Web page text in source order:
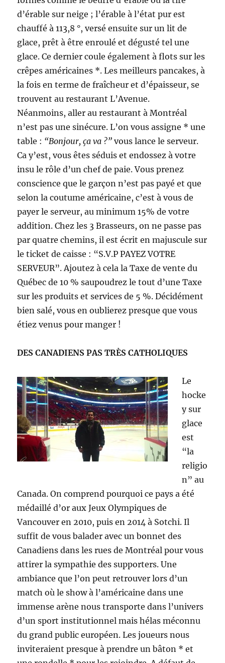
d’érable sur neige ; l’érable à l’état pur est
chauffé à 113,8 °, versé ensuite sur un lit de
glace, prêt à être enroulé et dégusté tel une
glace. Ce dernier coule également à flots sur les
crêpes américaines *. Les meilleurs pancakes, à
la fois en terme de fraîcheur et d’épaisseur, se
trouvent au restaurant L’Avenue.
Néanmoins, aller au restaurant à Montréal
n’est pas une sinécure. L’on vous assigne * une
table : “Bonjour, ça va ?” vous lance le serveur.
Ca y’est, vous êtes séduis et endossez à votre
insu le rôle d’un chef de paie. Vous prenez
conscience que le garçon n’est pas payé et que
selon la coutume américaine, c’est à vous de
payer le serveur, au minimum 15% de votre
addition. Chez les 3 Brasseurs, on ne passe pas
par quatre chemins, il est écrit en majuscule sur
le ticket de caisse : “S.V.P PAYEZ VOTRE
SERVEUR”. Ajoutez à cela la Taxe de vente du
Québec de 10 % saupoudrez le tout d’une Taxe
sur les produits et services de 5 %. Décidément
bien salé, vous en oublierez presque que vous
étiez venus pour manger !
DES CANADIENS PAS TRÈS CATHOLIQUES
Le
hocke
y sur
glace
est
“la
religio
n” au
Canada. On comprend pourquoi ce pays a été
médaillé d’or aux Jeux Olympiques de
Vancouver en 2010, puis en 2014 à Sotchi. Il
suffit de vous balader avec un bonnet des
Canadiens dans les rues de Montréal pour vous
attirer la sympathie des supporters. Une
ambiance que l’on peut retrouver lors d’un
match où le show à l’américaine dans une
immense arène nous transporte dans l’univers
d’un sport institutionnel mais hélas méconnu
du grand public européen. Les joueurs nous
inviteraient presque à prendre un bâton * et